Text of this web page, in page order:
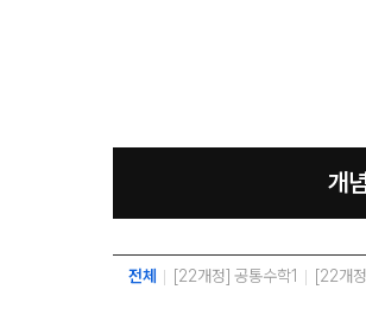
개
전체 [22개정] 공통수학1 [22개